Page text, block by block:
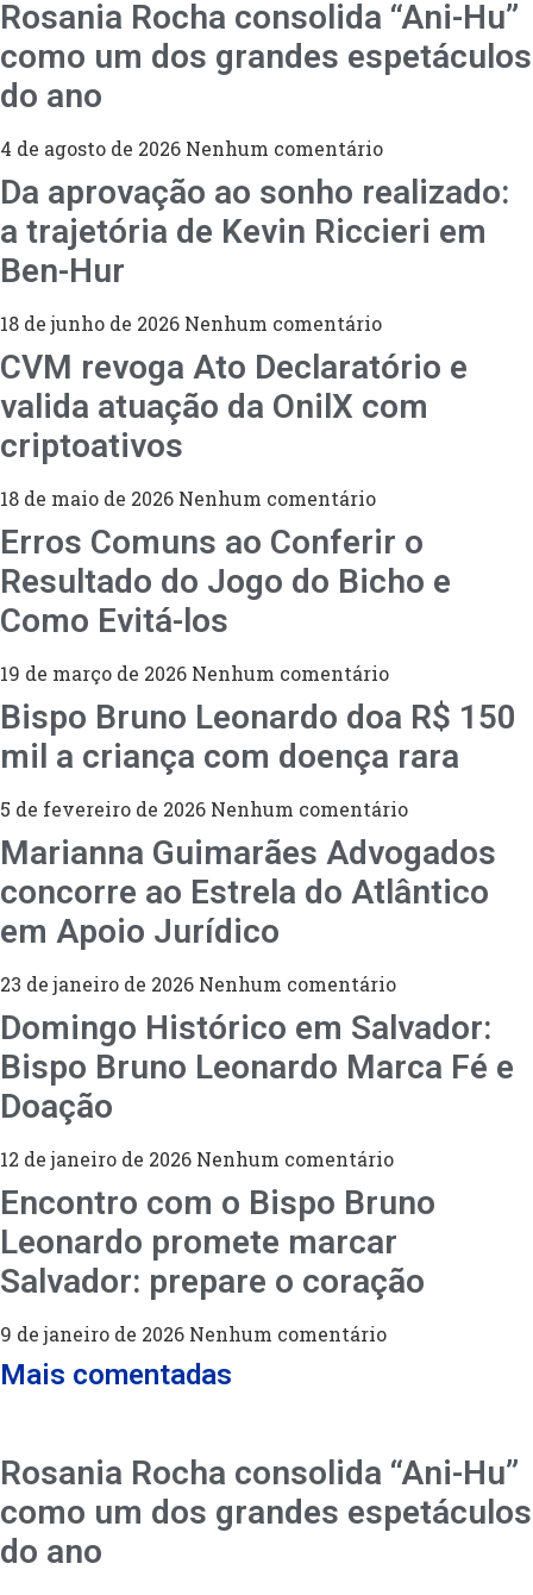
Rosania Rocha consolida “Ani-Hu”
como um dos grandes espetáculos
do ano
4 de agosto de 2026 Nenhum comentário
Da aprovação ao sonho realizado:
a trajetória de Kevin Riccieri em
Ben-Hur
18 de junho de 2026 Nenhum comentário
CVM revoga Ato Declaratório e
valida atuação da OnilX com
criptoativos
18 de maio de 2026 Nenhum comentário
Erros Comuns ao Conferir o
Resultado do Jogo do Bicho e
Como Evitá-los
19 de março de 2026 Nenhum comentário
Bispo Bruno Leonardo doa R$ 150
mil a criança com doença rara
5 de fevereiro de 2026 Nenhum comentário
Marianna Guimarães Advogados
concorre ao Estrela do Atlântico
em Apoio Jurídico
23 de janeiro de 2026 Nenhum comentário
Domingo Histórico em Salvador:
Bispo Bruno Leonardo Marca Fé e
Doação
12 de janeiro de 2026 Nenhum comentário
Encontro com o Bispo Bruno
Leonardo promete marcar
Salvador: prepare o coração
9 de janeiro de 2026 Nenhum comentário
Mais comentadas
Rosania Rocha consolida “Ani-Hu”
como um dos grandes espetáculos
do ano